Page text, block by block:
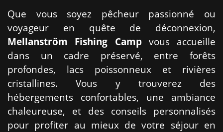
Que vous soyez pêcheur passionné ou
voyageur en quête de déconnexion,
Mellanström Fishing Campvous accueille
dans un cadre préservé, entre forêts
profondes, lacs poissonneux et rivières
cristallines. Vous y trouverez des
hébergements confortables, une ambiance
chaleureuse, et des conseils personnalisés
pour profiter au mieux de votre séjour en